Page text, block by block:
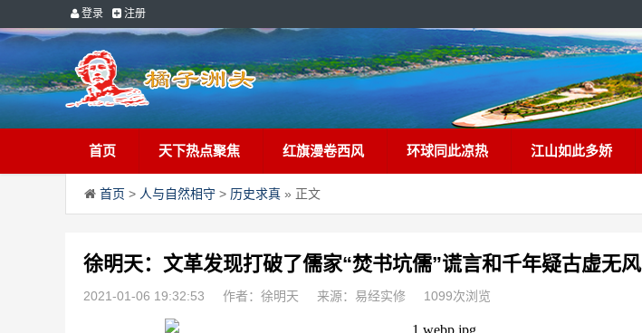
登录 注册
首页 天下热点聚焦 红旗漫卷西风 环球同此凉热 江山如此多娇
首页 > 人与自然相守 > 历史求真 » 正文
徐明天：文革发现打破了儒家“焚书坑儒”谎言和千年疑古虚无风
2021-01-06 19:32:53 作者：徐明天 来源：易经实修 1099次浏览